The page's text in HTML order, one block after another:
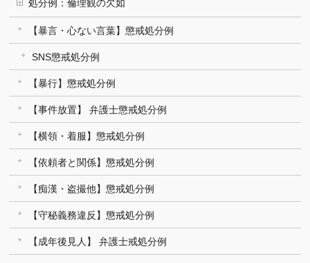
処分例：倫理観の欠如
【暴言・心ない言葉】懲戒処分例
SNS懲戒処分例
【暴行】懲戒処分例
【事件放置】 弁護士懲戒処分例
【横領・着服】懲戒処分例
【依頼者と関係】懲戒処分例
【痴漢・盗撮他】懲戒処分例
【守秘義務違反】懲戒処分例
【成年後見人】 弁護士戒処分例